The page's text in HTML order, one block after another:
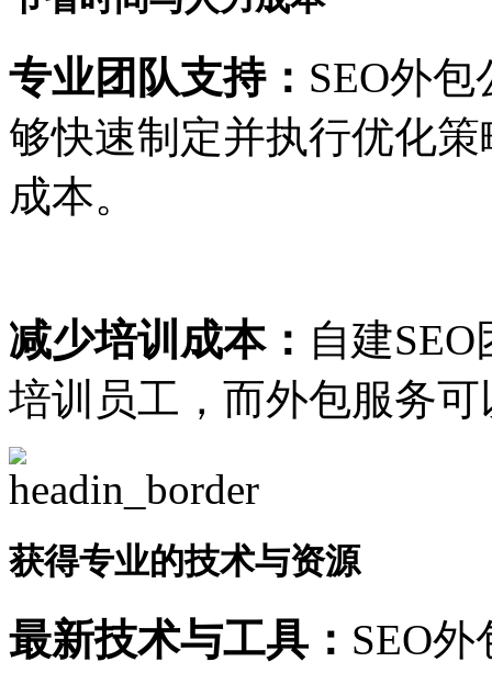
专业团队支持： SEO外
够快速制定并执行优化
成本。
减少培训成本： 自建
培训员工，而外包服务
获得专业的技术与资源
最新技术与工具： SEO